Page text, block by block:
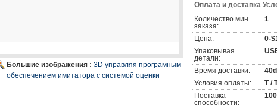
Большие изображения : 3D управляя програмным
обеспечением имитатора с системой оценки
Оплата и доставка
Количество мин
заказа:
1
Цена:
0-
Упаковывая
детали:
Время доставки:
Условия оплаты:
T /
Поставка
способности: